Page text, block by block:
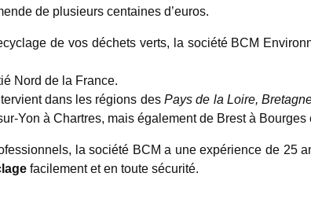
de plusieurs centaines d’euros.
de vos déchets verts, la société BCM
Nord de la France.
dans les régions des Pays de la Loire,
Yon à Chartres, mais également de Brest à
la société BCM a une expérience de 25
facilement et en toute sécurité.